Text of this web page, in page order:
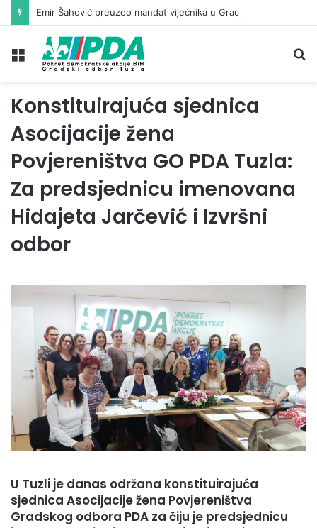
Meni
Konstituirajuća sjednica
Asocijacije žena
Povjereništva GO PDA Tuzla:
Za predsjednicu imenovana
Hidajeta Jarčević i Izvršni
odbor
U Tuzli je danas održana konstituirajuća
sjednica Asocijacije žena Povjereništva
Gradskog odbora PDA za čiju je predsjednicu